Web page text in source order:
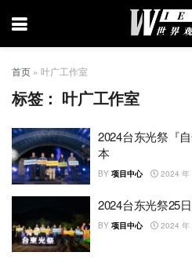
首页 » 叶广工作室
标签： 叶广工作室
2024台东光祭『
本
BY 项目中心 2024 年
2024台东光祭25
BY 项目中心 2024 年